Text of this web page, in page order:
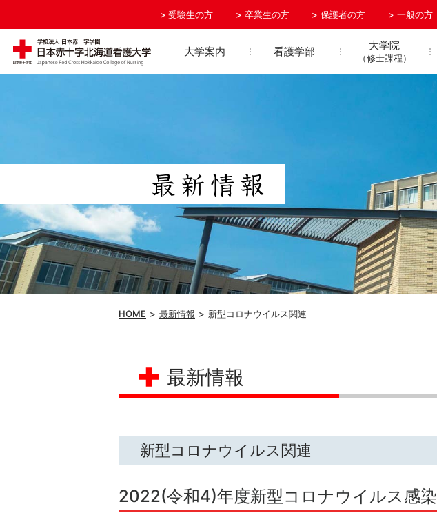
受験生の方 卒業生の方 保護者の方 一般の方
大学案内 看護学部 大学院
（修士課程）
HOME 最新情報 新型コロナウイルス関連
最新情報
新型コロナウイルス関連
2022(令和4)年度新型コロナウイルス感